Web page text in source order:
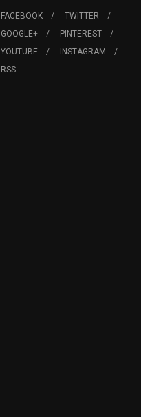
FACEBOOK
TWITTER
GOOGLE+
PINTEREST
YOUTUBE
INSTAGRAM
RSS